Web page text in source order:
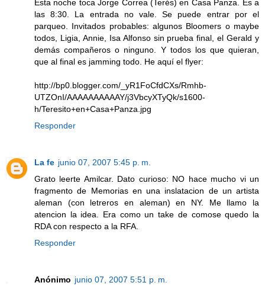
Esta noche toca Jorge Correa (Terés) en Casa Panza. Es a
las 8:30. La entrada no vale. Se puede entrar por el
parqueo. Invitados probables: algunos Bloomers o maybe
todos, Ligia, Annie, Isa Alfonso sin prueba final, el Gerald y
demás compañeros o ninguno. Y todos los que quieran,
que al final es jamming todo. He aquí el flyer:
http://bp0.blogger.com/_yR1FoCfdCXs/Rmhb-
UTZOnI/AAAAAAAAAAY/j3VbcyXTyQk/s1600-
h/Teresito+en+Casa+Panza.jpg
Responder
La fe junio 07, 2007 5:45 p. m.
Grato leerte Amilcar. Dato curioso: NO hace mucho vi un
fragmento de Memorias en una inslatacion de un artista
aleman (con letreros en aleman) en NY. Me llamo la
atencion la idea. Era como un take de comose quedo la
RDA con respecto a la RFA.
Responder
Anónimo junio 07, 2007 5:51 p. m.